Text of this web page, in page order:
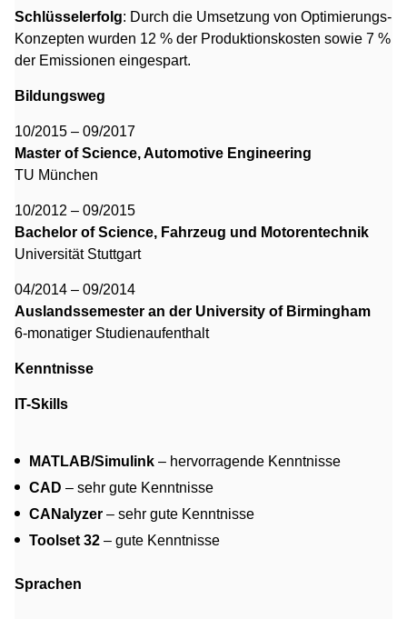
Schlüsselerfolg: Durch die Umsetzung von Optimierungs-
Konzepten wurden 12 % der Produktionskosten sowie 7 %
der Emissionen eingespart.
Bildungsweg
10/2015 – 09/2017
Master of Science, Automotive Engineering
TU München
10/2012 – 09/2015
Bachelor of Science, Fahrzeug und Motorentechnik
Universität Stuttgart
04/2014 – 09/2014
Auslandssemester an der University of Birmingham
6-monatiger Studienaufenthalt
Kenntnisse
IT-Skills
MATLAB/Simulink – hervorragende Kenntnisse
CAD – sehr gute Kenntnisse
CANalyzer – sehr gute Kenntnisse
Toolset 32 – gute Kenntnisse
Sprachen